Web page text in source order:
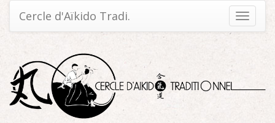
Toggle
Cercle d'Aïkido Tradi.